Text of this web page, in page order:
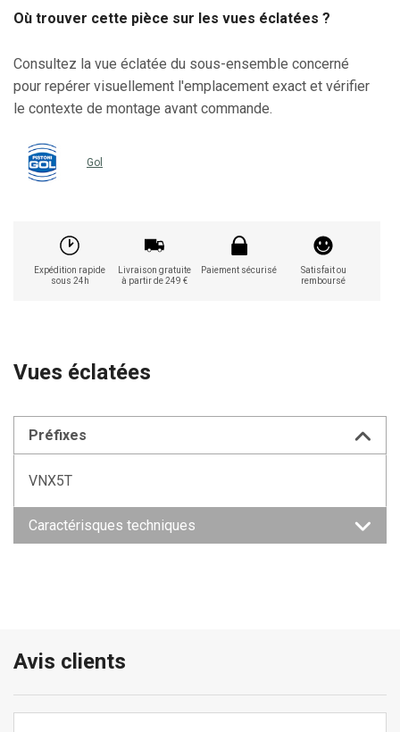
Où trouver cette pièce sur les vues éclatées ?
Consultez la vue éclatée du sous-ensemble concerné
pour repérer visuellement l'emplacement exact et vérifier
le contexte de montage avant commande.
Gol
Expédition rapide
sous 24h
Livraison gratuite
à partir de 249 €
Paiement sécurisé
Satisfait ou
remboursé
Vues éclatées
Préfixes
VNX5T
Caractérisques techniques
Avis clients